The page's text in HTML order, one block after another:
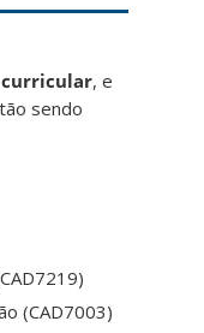
, e
sendo
(CAD7003)